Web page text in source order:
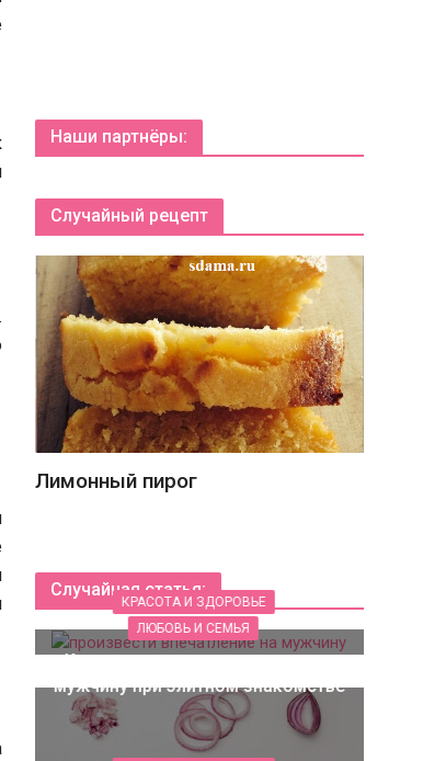
Наши партнёры:
Случайный рецепт
Лимонный пирог
Случайная статья:
КРАСОТА И ЗДОРОВЬЕ
ЛЮБОВЬ И СЕМЬЯ
Как произвести впечатление на
мужчину при элитном знакомстве